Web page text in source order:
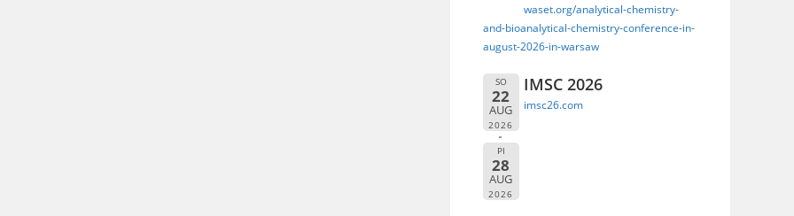
waset.org/analytical-chemistry-
and-bioanalytical-chemistry-conference-in-
august-2026-in-warsaw
SO
22
AUG
2026
PI
28
AUG
2026
IMSC 2026
imsc26.com